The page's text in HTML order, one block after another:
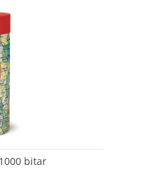
bitar